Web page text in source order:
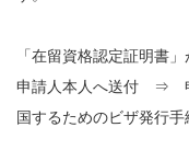
「在留資格認定証明書
申請人本人へ送付 ⇒ 申
国するためのビザ発行手